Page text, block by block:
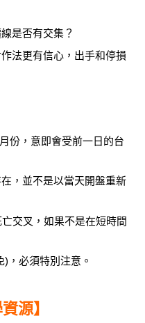
是否有交集？
法更有信心，出手和停損
份，意即會受前一日的台
，並不是以當天開盤重新
交叉，如果不是在短時間
，必須特別注意。
源】